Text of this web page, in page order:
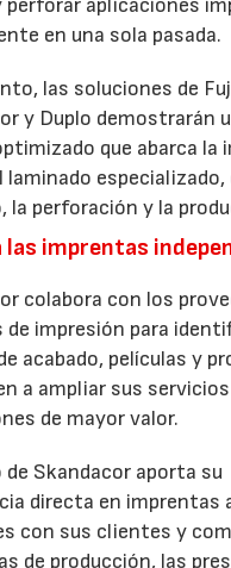
en una sola pasada.
las soluciones de
y Duplo demostrarán
que abarca la
laminado especializado,
la perforación y la
las imprentas
colabora con los
de impresión para
acabado, películas y
a ampliar sus
de mayor valor.
de Skandacor aporta su
directa en imprentas
con sus clientes y
de producción, las